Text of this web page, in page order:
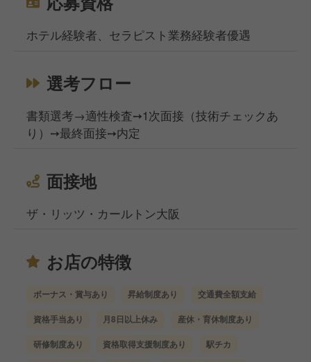
ホテル経験者、セラピスト業務経験者優遇
選考フロー
書類選考→適性検査➙1次面接（技術チェックあ
り）➙最終面接➙内定
面接地
ザ・リッツ・カールトン大阪
お店の特徴
ボーナス・賞与あり 昇給制度あり 交通費全額支給
資格手当あり 月8日以上休み 産休・育休制度あり
研修制度あり 資格取得支援制度あり 駅チカ